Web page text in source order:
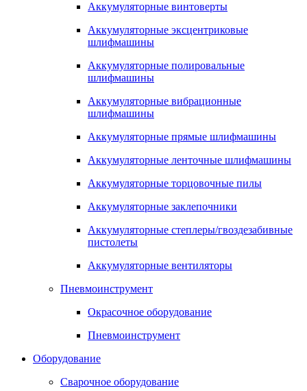
Аккумуляторные винтоверты
Аккумуляторные эксцентриковые
шлифмашины
Аккумуляторные полировальные
шлифмашины
Аккумуляторные вибрационные
шлифмашины
Аккумуляторные прямые шлифмашины
Аккумуляторные ленточные шлифмашины
Аккумуляторные торцовочные пилы
Аккумуляторные заклепочники
Аккумуляторные степлеры/гвоздезабивные
пистолеты
Аккумуляторные вентиляторы
Пневмоинструмент
Окрасочное оборудование
Пневмоинструмент
Оборудование
Сварочное оборудование